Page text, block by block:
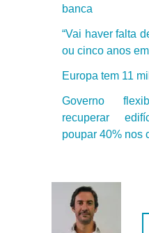
banca
“Vai haver falta
ou cinco anos
Europa tem 11
Governo
recuperar
poupar 40% nos